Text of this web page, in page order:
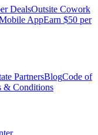
DealsOutsite Cowork
AppEarn $50 per
PartnersBlogCode of
& Conditions